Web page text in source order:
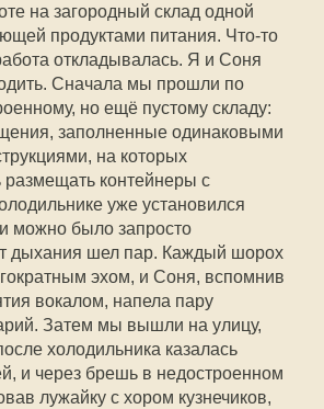
на загородный склад одной
продуктами питания. Что-то
откладывалась. Я и Соня
Сначала мы прошли по
но ещё пустому складу:
заполненные одинаковыми
на которых
размещать контейнеры с
уже установился
можно было запросто
дыхания шел пар. Каждый шорох
эхом, и Соня, вспомнив
вокалом, напела пару
Затем мы вышли на улицу,
холодильника казалась
и через брешь в недостроенном
лужайку с хором кузнечиков,